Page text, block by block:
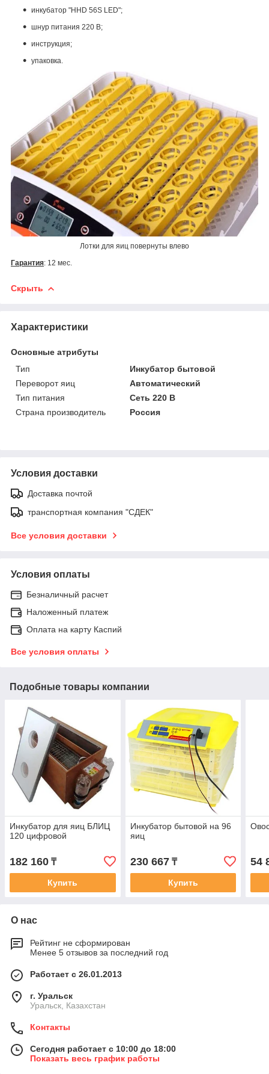
инкубатор "HHD 56S LED";
шнур питания 220 В;
инструкция;
упаковка.
Лотки для яиц повернуты влево
Гарантия: 12 мес.
Скрыть
Характеристики
Основные атрибуты
Тип
Инкубатор бытовой
Переворот яиц
Автоматический
Тип питания
Сеть 220 В
Страна производитель
Россия
Условия доставки
Доставка почтой
транспортная компания "СДЕК"
Все условия доставки
Условия оплаты
Безналичный расчет
Наложенный платеж
Оплата на карту Каспий
Все условия оплаты
Подобные товары компании
Инкубатор для яиц БЛИЦ
120 цифровой
182 160 ₸
Купить
Инкубатор бытовой на 96
яиц
230 667₸
Купить
54
О нас
Рейтинг не сформирован
Менее 5 отзывов за последний год
Работает с 26.01.2013
г. Уральск
Уральск, Казахстан
Контакты
Сегодня работает с 10:00 до 18:00
Показать весь график работы